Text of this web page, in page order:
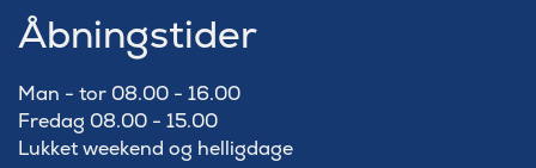
Åbningstider
Man - tor 08.00 - 16.00
Fredag 08.00 - 15.00
Lukket weekend og helligdage